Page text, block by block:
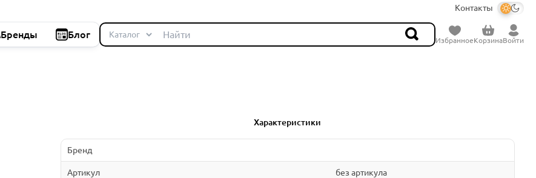
Контакты
Бренды Блог
ИзбранноеКорзинаВойти
Характеристики
Бренд
Артикул без артикула